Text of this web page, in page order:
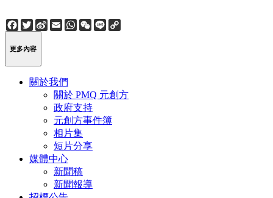
Facebook
Twitter
Sina
Weibo
EmailWhatsApp
WeChat
Line
更多內容
關於我們
關於 PMQ 元創方
政府支持
元創方事件簿
相片集
短片分享
媒體中心
新聞稿
新聞報導